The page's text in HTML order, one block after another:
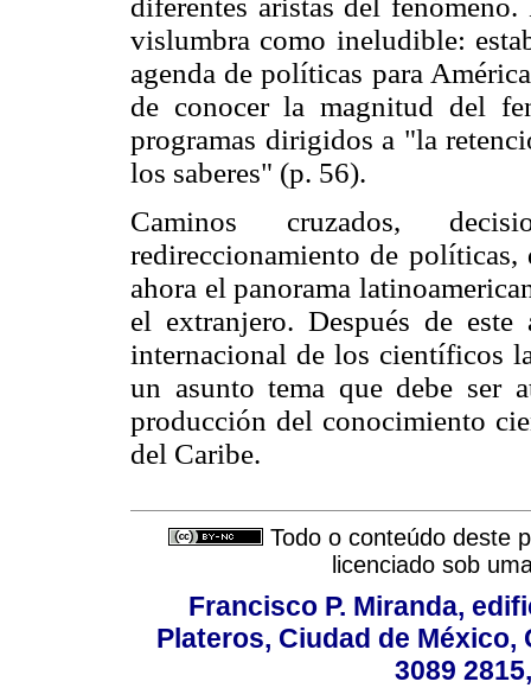
vislumbra como ineludible:
agenda de políticas para
de conocer la magnitud del
programas dirigidos a "la
los saberes" (p. 56).
Caminos cruzados,
redireccionamiento de políticas,
ahora el panorama
el extranjero. Después de
internacional de los científicos
un asunto tema que debe ser
producción del conocimiento
del Caribe.
Todo o conteúdo deste
licenciado sob
Francisco P. Miranda,
Plateros, Ciudad de México,
3089